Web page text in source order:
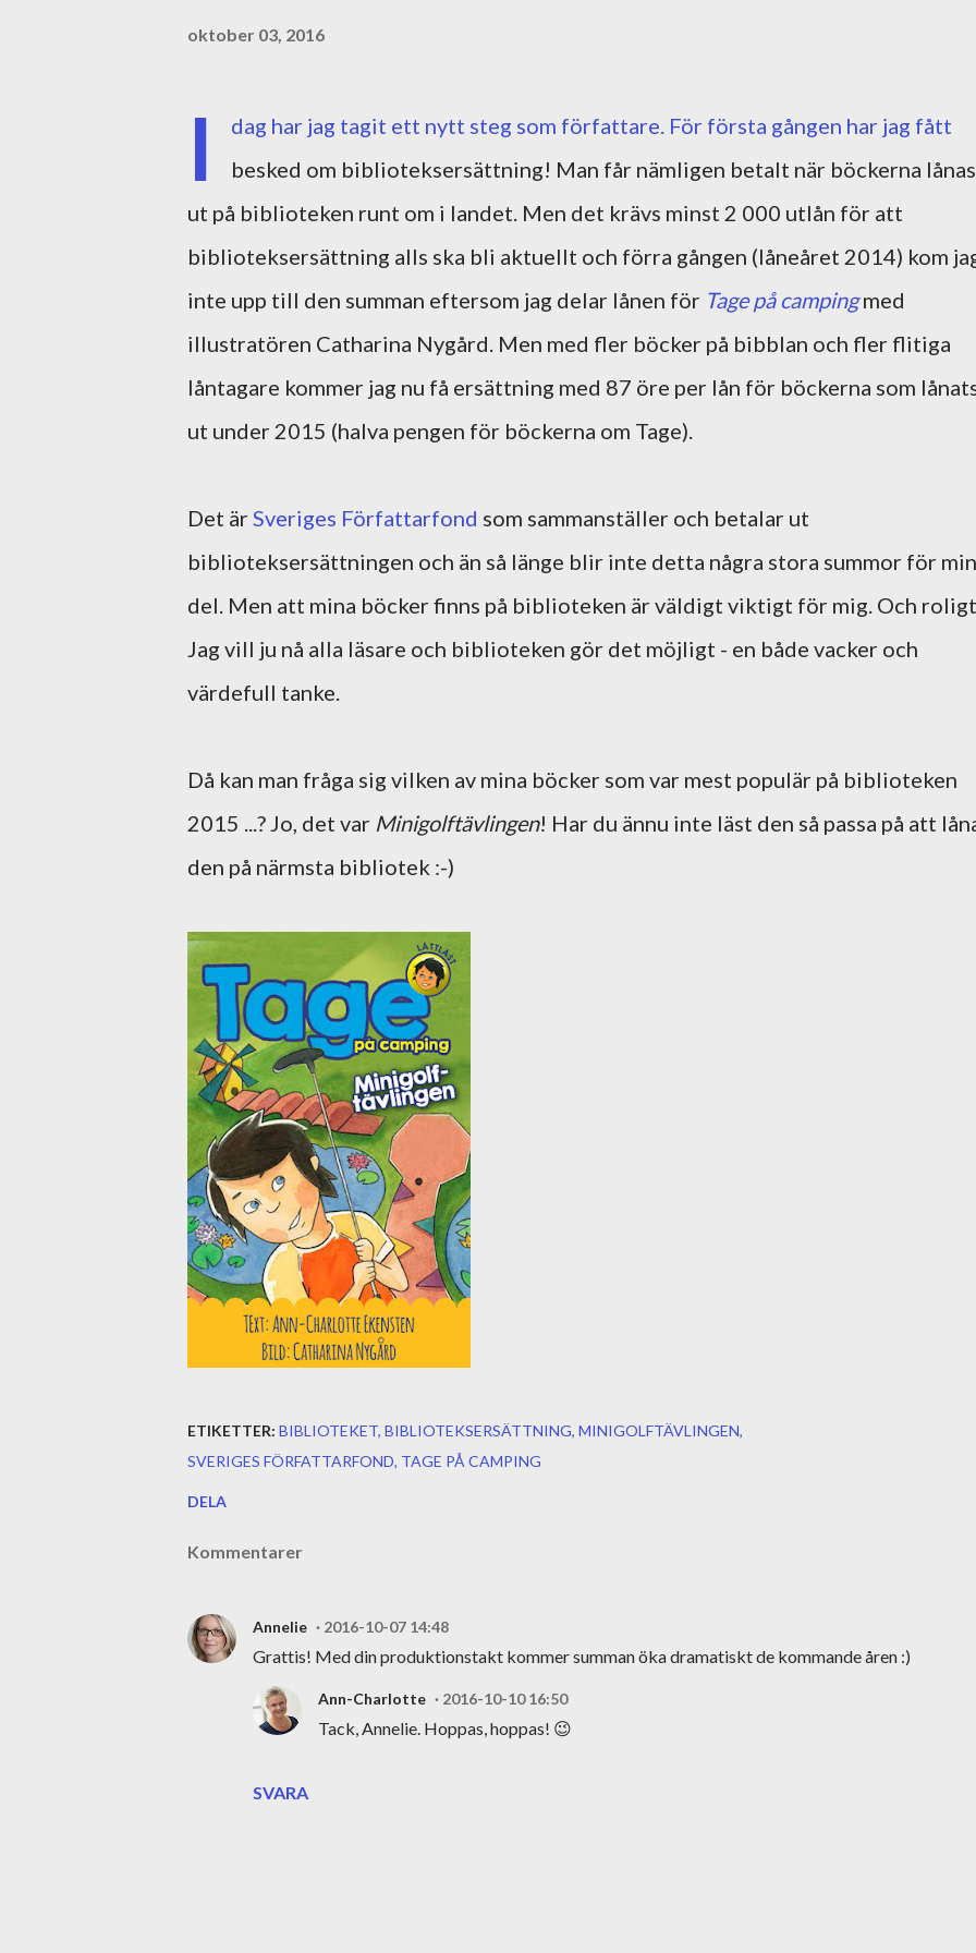
oktober 03, 2016
I
dag har jag tagit ett nytt steg som författare. För första gången har jag fått
besked om biblioteksersättning! Man får nämligen betalt när böckerna lånas
ut på biblioteken runt om i landet. Men det krävs minst 2 000 utlån för att
biblioteksersättning alls ska bli aktuellt och förra gången (låneåret 2014) kom
inte upp till den summan eftersom jag delar lånen för Tage på campingmed
illustratören Catharina Nygård. Men med fler böcker på bibblan och fler flitiga
låntagare kommer jag nu få ersättning med 87 öre per lån för böckerna som
ut under 2015 (halva pengen för böckerna om Tage).
Det ärSveriges Författarfond som sammanställer och betalar ut
biblioteksersättningen och än så länge blir inte detta några stora summor för min
del. Men att mina böcker finns på biblioteken är väldigt viktigt för mig. Och
Jag vill ju nå alla läsare och biblioteken gör det möjligt - en både vacker och
värdefull tanke.
Då kan man fråga sig vilken av mina böcker som var mest populär på biblioteken
2015 ...? Jo, det var Minigolftävlingen! Har du ännu inte läst den så passa på att
den på närmsta bibliotek :-)
ETIKETTER: BIBLIOTEKET BIBLIOTEKSERSÄTTNING MINIGOLFTÄVLINGEN
SVERIGES FÖRFATTARFOND TAGE PÅ CAMPING
DELA
Kommentarer
Annelie 2016-10-07 14:48
Grattis! Med din produktionstakt kommer summan öka dramatiskt de kommande åren :)
SVARA
Ann-Charlotte 2016-10-10 16:50
Tack, Annelie. Hoppas, hoppas! 😉